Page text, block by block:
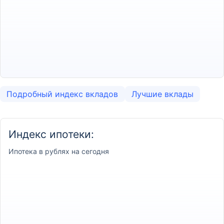
Подробный индекс вкладов Лучшие вклады
Индекс ипотеки:
Ипотека в рублях на сегодня